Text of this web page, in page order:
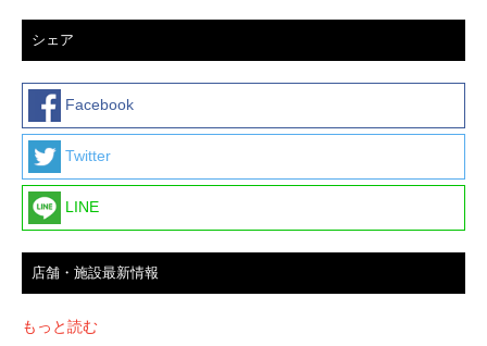
シェア
Facebook
Twitter
LINE
店舗・施設最新情報
もっと読む